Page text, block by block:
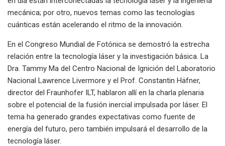
mecánica; por otro, nuevos temas como las tecnologías
cuánticas están acelerando el ritmo de la innovación.
En el Congreso Mundial de Fotónica se demostró la estrecha
relación entre la tecnología láser y la investigación básica. La
Dra. Tammy Ma del Centro Nacional de Ignición del Laboratorio
Nacional Lawrence Livermore y el Prof. Constantin Häfner,
director del Fraunhofer ILT, hablaron allí en la charla plenaria
sobre el potencial de la fusión inercial impulsada por láser. El
tema ha generado grandes expectativas como fuente de
energía del futuro, pero también impulsará el desarrollo de la
tecnología láser.